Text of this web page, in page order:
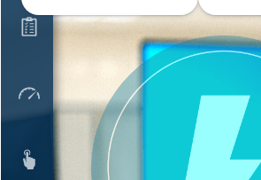
Görevlerim
Panel
Rapor